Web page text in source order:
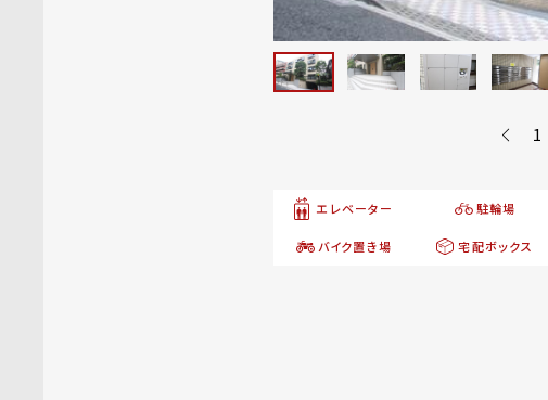
1
エレベーター 駐輪場
バイク置き場 宅配ボックス